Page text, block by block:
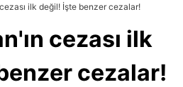
ilk değil! İşte benzer cezalar!
cezası ilk
cezalar!